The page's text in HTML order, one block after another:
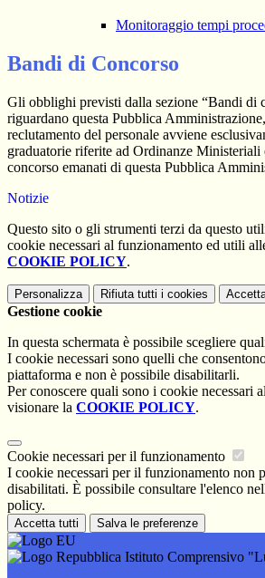
Monitoraggio tempi
Bandi di Concorso
Gli obblighi previsti dalla sezione “Bandi di
riguardano questa Pubblica
reclutamento del personale avviene
graduatorie riferite ad Ordinanze Ministeriali
concorso emanati di questa Pubblica
Notizie
Questo sito o gli strumenti terzi da questo
cookie necessari al funzionamento ed utili
COOKIE POLICY.
Personalizza Rifiuta tutti i cookies
Gestione cookie
In questa schermata è possibile scegliere
I cookie necessari sono quelli che
piattaforma e non è possibile disabilitarli.
Per conoscere quali sono i cookie necessari
visionare la COOKIE POLICY.
Cookie necessari per il funzionamento
I cookie necessari per il funzionamento non
disabilitati. È possibile consultare l'elenco
policy.
Accetta tutti Salva le preferenze
Istituto Comprensivo